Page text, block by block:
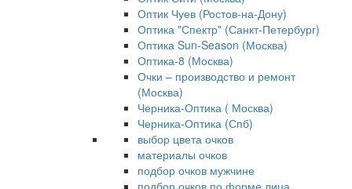
Оптик Чуев (Ростов-на-Дону)
Оптика "Спектр" (Санкт-Петербург)
Оптика Sun-Season (Москва)
Оптика-8 (Москва)
Очки – производство и ремонт
(Москва)
Черника-Оптика ( Москва)
Черника-Оптика (Спб)
выбор цвета очков
материалы очков
подбор очков мужчине